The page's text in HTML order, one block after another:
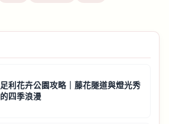
足利花卉公園攻略｜藤花隧道與燈光秀
的四季浪漫